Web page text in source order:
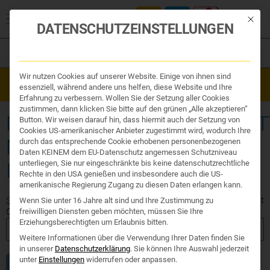
Organe & Organ Uhr
Traditionelle Medizin
Nahrungsergänzung
Kosmetik und Hygiene
Ihr Apotheker
Westend Online-Shop: Sicher, schnell und 24/7 für Sie da!
Gratisversand ab €50
MIT CURCUMIN UND
INDISCHEM WEIHRAUCH
Start/ Produkte verschlagwortet mit „Nahrungsergänzungsmittel mit
Curcumin und indischem Weihrauch“
Mit
DATENSCHUTZEINSTELLUNGEN
Wir nutzen Cookies auf unserer Website. Einige von ihnen sind
essenziell, während andere uns helfen, diese Website und Ihre
Erfahrung zu verbessern. Wollen Sie der Setzung aller Cookies
zustimmen, dann klicken Sie bitte auf den grünen „Alle akzeptieren“
Button. Wir weisen darauf hin, dass hiermit auch der Setzung von
Cookies US-amerikanischer Anbieter zugestimmt wird, wodurch Ihre
durch das entsprechende Cookie erhobenen personenbezogenen
Daten KEINEM dem EU-Datenschutz angemessen Schutzniveau
unterliegen, Sie nur eingeschränkte bis keine datenschutzrechtliche
Rechte in den USA genießen und insbesondere auch die US-
amerikanische Regierung Zugang zu diesen Daten erlangen kann.
Wenn Sie unter 16 Jahre alt sind und Ihre Zustimmung zu
freiwilligen Diensten geben möchten, müssen Sie Ihre
Erziehungsberechtigten um Erlaubnis bitten.
Weitere Informationen über die Verwendung Ihrer Daten finden Sie
in unserer Datenschutzerklärung. Sie können Ihre Auswahl jederzeit
unter Einstellungen widerrufen oder anpassen.